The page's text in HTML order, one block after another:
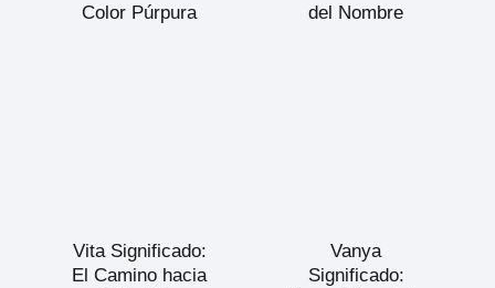
Color Púrpura
del Nombre
Vita Significado:
El Camino hacia
Vanya
Significado: